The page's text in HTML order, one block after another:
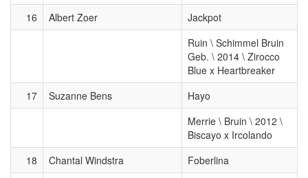
16 Albert Zoer
Jackpot
Ruin \ Schimmel Bruin
Geb. \ 2014 \ Zirocco
Blue x Heartbreaker
17
Suzanne Bens
Hayo
Merrie \ Bruin \ 2012 \
Biscayo x Ircolando
18
Chantal Windstra
Foberlina